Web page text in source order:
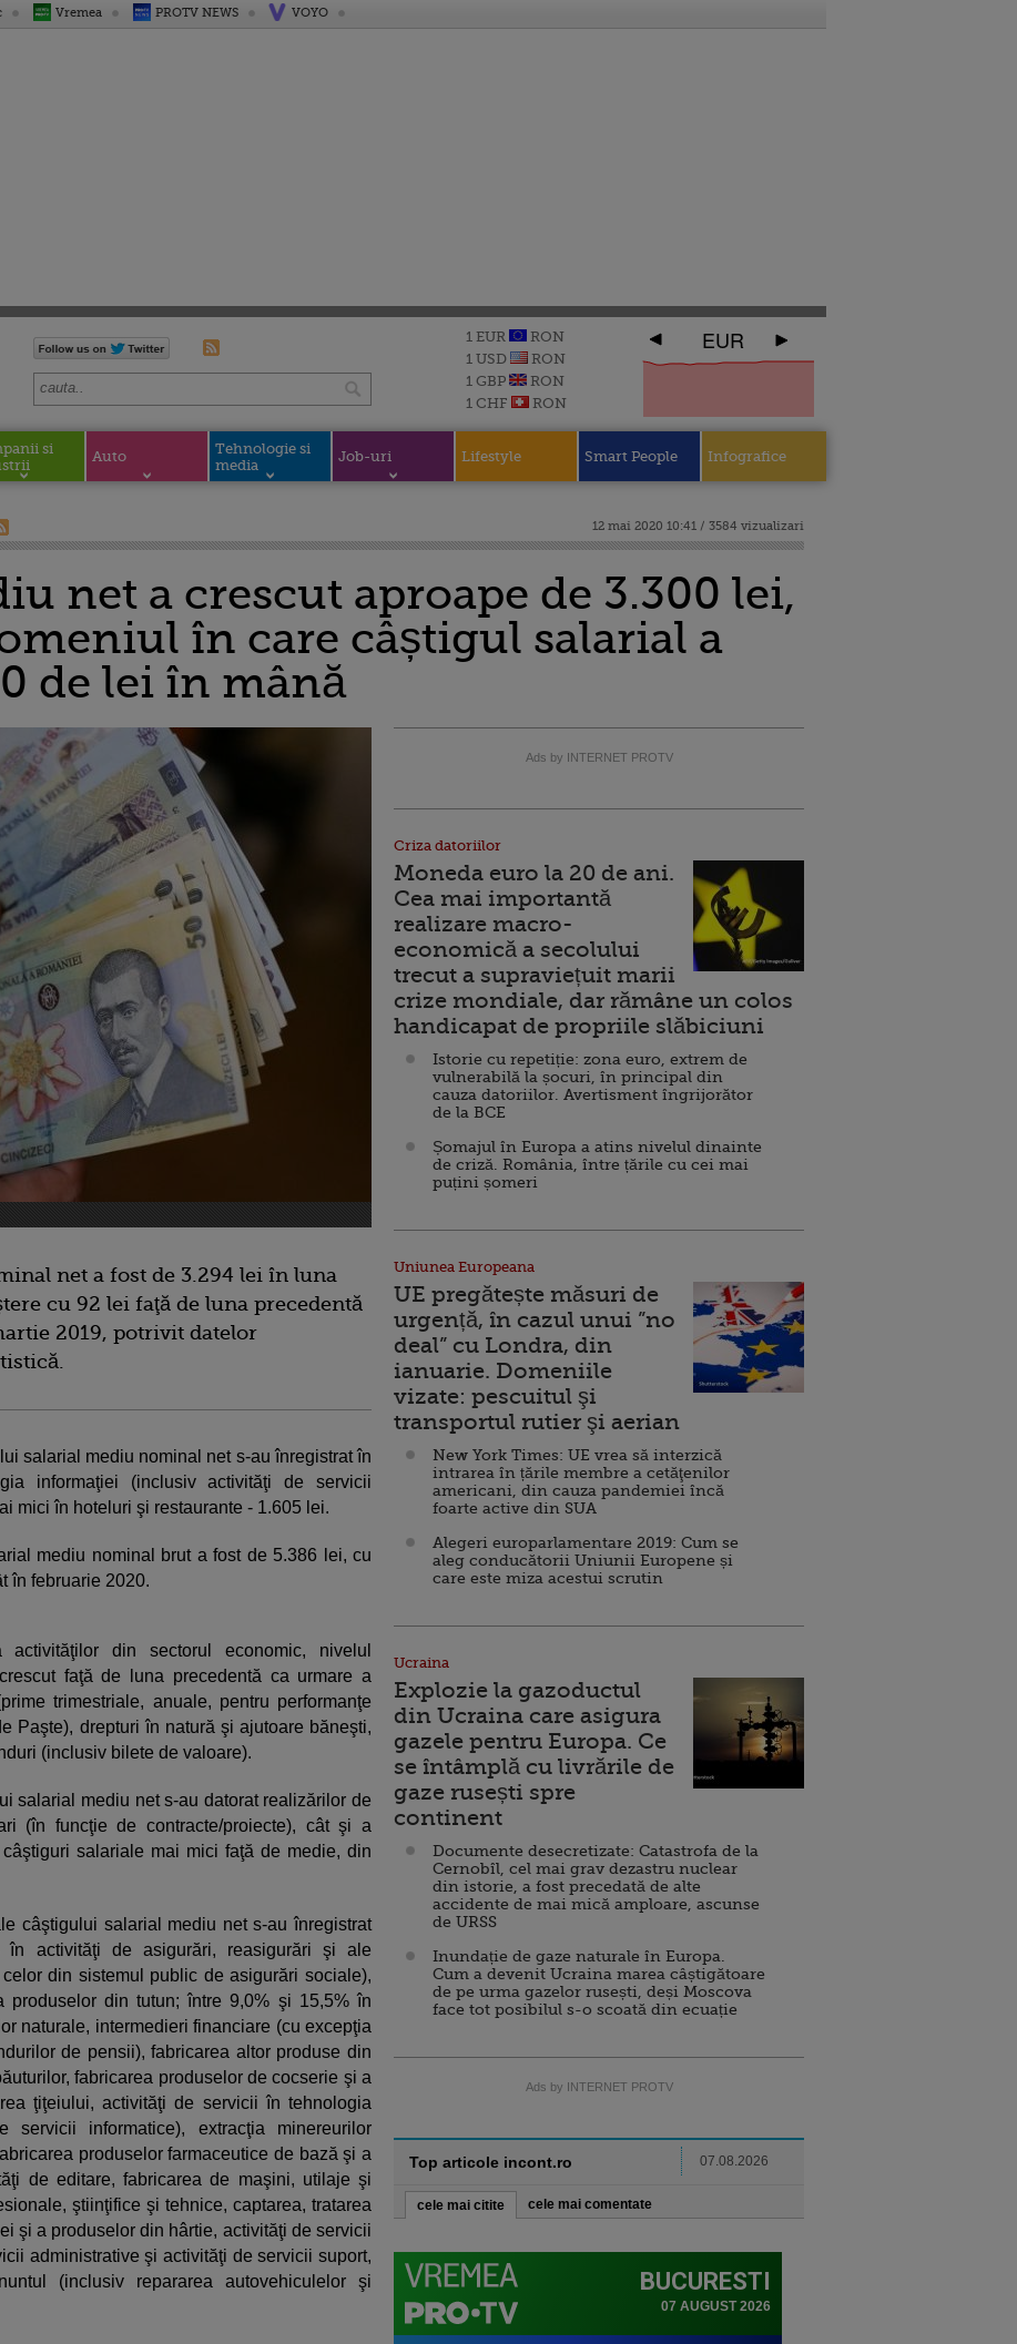
Vremea PROTV NEWS VOYO
1 EUR
RON
1 USD
RON
1 GBP
RON
1 CHF
RON
EUR
si
Auto
Tehnologie si
media
Job-uri Lifestyle Smart People Infografice
12 mai 2020 10:41 / 3584 vizualizari
net a crescut aproape de 3.300 lei,
în care câștigul salarial a
de lei în mână
net a fost de 3.294 lei în luna
cu 92 lei faţă de luna precedentă
2019, potrivit datelor
salarial mediu nominal net s-au înregistrat în
informaţiei (inclusiv activităţi de servicii
mici în hoteluri şi restaurante - 1.605 lei.
mediu nominal brut a fost de 5.386 lei, cu
în februarie 2020.
din sectorul economic, nivelul
faţă de luna precedentă ca urmare a
trimestriale, anuale, pentru performanţe
Paşte), drepturi în natură şi ajutoare băneşti,
(inclusiv bilete de valoare).
salarial mediu net s-au datorat realizărilor de
(în funcţie de contracte/proiecte), cât şi a
salariale mai mici faţă de medie, din
câştigului salarial mediu net s-au înregistrat
în activităţi de asigurări, reasigurări şi ale
din sistemul public de asigurări sociale),
produselor din tutun; între 9,0% şi 15,5% în
naturale, intermedieri financiare (cu excepţia
de pensii), fabricarea altor produse din
fabricarea produselor de cocserie şi a
ţiţeiului, activităţi de servicii în tehnologia
servicii informatice), extracţia minereurilor
produselor farmaceutice de bază şi a
de editare, fabricarea de maşini, utilaje şi
ştiinţifice şi tehnice, captarea, tratarea
şi a produselor din hârtie, activităţi de servicii
administrative şi activităţi de servicii suport,
(inclusiv repararea autovehiculelor şi
Ads by INTERNET PROTV
Criza datoriilor
Moneda euro la 20 de ani.
Cea mai importantă
realizare macro-
economică a secolului
trecut a supraviețuit marii
crize mondiale, dar rămâne un colos
handicapat de propriile slăbiciuni
Istorie cu repetiție: zona euro, extrem de
vulnerabilă la șocuri, în principal din
cauza datoriilor. Avertisment îngrijorător
de la BCE
Șomajul în Europa a atins nivelul dinainte
de criză. România, între țările cu cei mai
puțini șomeri
Uniunea Europeana
UE pregătește măsuri de
urgență, în cazul unui ”no
deal” cu Londra, din
ianuarie. Domeniile
vizate: pescuitul şi
transportul rutier şi aerian
New York Times: UE vrea să interzică
intrarea în țările membre a cetăţenilor
americani, din cauza pandemiei încă
foarte active din SUA
Alegeri europarlamentare 2019: Cum se
aleg conducătorii Uniunii Europene și
care este miza acestui scrutin
Ucraina
Explozie la gazoductul
din Ucraina care asigura
gazele pentru Europa. Ce
se întâmplă cu livrările de
gaze rusești spre
continent
Documente desecretizate: Catastrofa de la
Cernobîl, cel mai grav dezastru nuclear
din istorie, a fost precedată de alte
accidente de mai mică amploare, ascunse
de URSS
Inundație de gaze naturale în Europa.
Cum a devenit Ucraina marea câștigătoare
de pe urma gazelor rusești, deși Moscova
face tot posibilul s-o scoată din ecuație
Ads by INTERNET PROTV
Top articole incont.ro 07.08.2026
cele mai citite cele mai comentate